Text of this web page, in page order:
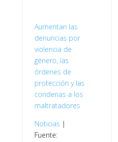
Aumentan las
denuncias por
violencia de
género, las
órdenes de
protección y las
condenas a los
maltratadores
Noticias |
Fuente: